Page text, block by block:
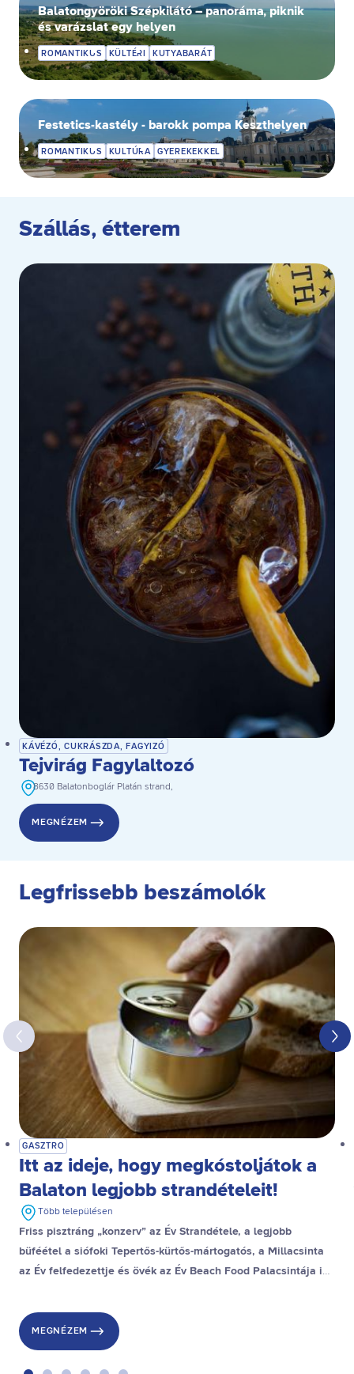
Balatongyöröki Szépkilátó – panoráma, piknik
és varázslat egy helyen
ROMANTIKUS KÜLTÉRI KUTYABARÁT
Festetics-kastély - barokk pompa Keszthelyen
ROMANTIKUS KULTÚRA GYEREKEKKEL
Szállás, étterem
KÁVÉZÓ, CUKRÁSZDA, FAGYIZÓ
Tejvirág Fagylaltozó
8630 Balatonboglár Platán strand,
MEGNÉZEM
Legfrissebb beszámolók
GASZTRO
Itt az ideje, hogy megkóstoljátok a
Balaton legjobb strandételeit!
Több településen
Friss pisztráng „konzerv” az Év Strandétele, a legjobb
büféétel a siófoki Tepertős-kürtős-mártogatós, a Millacsinta
az Év felfedezettje és övék az Év Beach Food Palacsintája is,
MEGNÉZEM